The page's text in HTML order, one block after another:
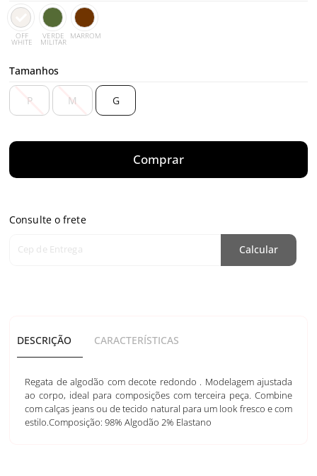
OFF
WHITE
VERDE
MILITAR
MARROM
Tamanhos
P M G
Comprar
Consulte o frete
Cep de Entrega Calcular
DESCRIÇÃO CARACTERÍSTICAS
Regata de algodão com decote redondo . Modelagem ajustada
ao corpo, ideal para composições com terceira peça. Combine
com calças jeans ou de tecido natural para um look fresco e com
estilo.Composição: 98% Algodão 2% Elastano